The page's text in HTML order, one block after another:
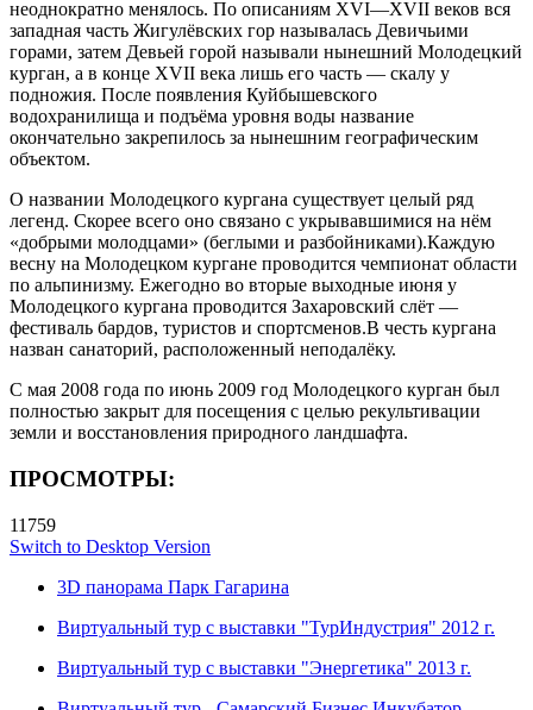
неоднократно менялось. По описаниям XVI—XVII веков вся
западная часть Жигулёвских гор называлась Девичьими
горами, затем Девьей горой называли нынешний Молодецкий
курган, а в конце XVII века лишь его часть — скалу у
подножия. После появления Куйбышевского
водохранилища и подъёма уровня воды название
окончательно закрепилось за нынешним географическим
объектом.
О названии Молодецкого кургана существует целый ряд
легенд. Скорее всего оно связано с укрывавшимися на нём
«добрыми молодцами» (беглыми и разбойниками).Каждую
весну на Молодецком кургане проводится чемпионат области
по альпинизму. Ежегодно во вторые выходные июня у
Молодецкого кургана проводится Захаровский слёт —
фестиваль бардов, туристов и спортсменов.В честь кургана
назван санаторий, расположенный неподалёку.
С мая 2008 года по июнь 2009 год Молодецкого курган был
полностью закрыт для посещения с целью рекультивации
земли и восстановления природного ландшафта.
ПРОСМОТРЫ:
11759
Switch to Desktop Version
3D панорама Парк Гагарина
Виртуальный тур с выставки "ТурИндустрия" 2012 г.
Виртуальный тур с выставки "Энергетика" 2013 г.